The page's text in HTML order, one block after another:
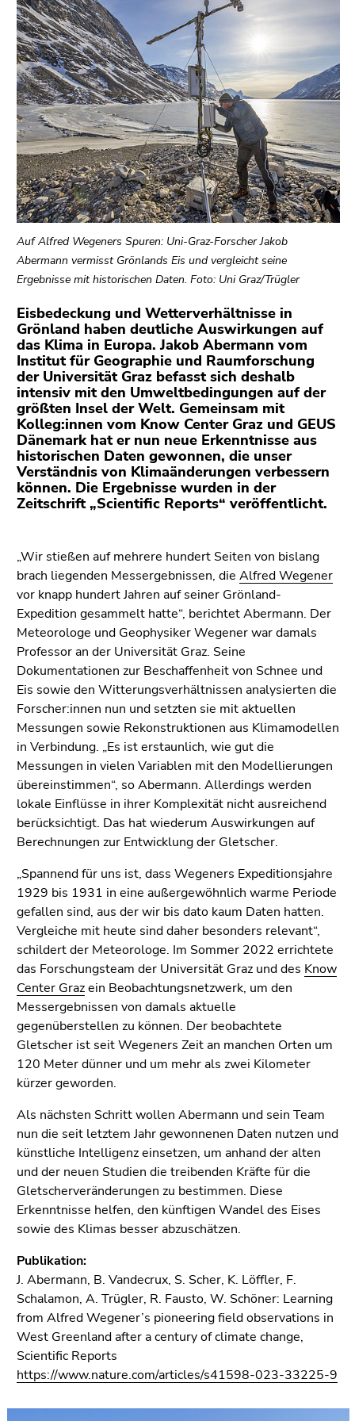
Sie diesen
Link.
Zum
Inhalt
(Zugriffstaste
1)
Zur
Positionsanzeige
(Zugriffstaste
2)
Zur
Hauptnavigation
(Zugriffstaste
3)
Zu
den
Zusatzinformationen
(Zugriffstaste
5)
Zu
den
Seiteneinstellungen
(Benutzer/Sprache)
(Zugriffstaste
8)
Zur
(Zugriffstaste
9)
Auf Alfred Wegeners Spuren: Uni-Graz-Forscher Jakob
Abermann vermisst Grönlands Eis und vergleicht seine
Ergebnisse mit historischen Daten. Foto: Uni Graz/Trügler
Eisbedeckung und Wetterverhältnisse in
Grönland haben deutliche Auswirkungen auf
das Klima in Europa. Jakob Abermann vom
Institut für Geographie und Raumforschung
der Universität Graz befasst sich deshalb
intensiv mit den Umweltbedingungen auf der
größten Insel der Welt. Gemeinsam mit
Kolleg:innen vom Know Center Graz und GEUS
Dänemark hat er nun neue Erkenntnisse aus
historischen Daten gewonnen, die unser
Verständnis von Klimaänderungen verbessern
können. Die Ergebnisse wurden in der
Zeitschrift „Scientific Reports“ veröffentlicht.
„Wir stießen auf mehrere hundert Seiten von bislang
brach liegenden Messergebnissen, die Alfred Wegener
vor knapp hundert Jahren auf seiner Grönland-
Expedition gesammelt hatte“, berichtet Abermann. Der
Meteorologe und Geophysiker Wegener war damals
Professor an der Universität Graz. Seine
Dokumentationen zur Beschaffenheit von Schnee und
Eis sowie den Witterungsverhältnissen analysierten die
Forscher:innen nun und setzten sie mit aktuellen
Messungen sowie Rekonstruktionen aus Klimamodellen
in Verbindung. „Es ist erstaunlich, wie gut die
Messungen in vielen Variablen mit den Modellierungen
übereinstimmen“, so Abermann. Allerdings werden
lokale Einflüsse in ihrer Komplexität nicht ausreichend
berücksichtigt. Das hat wiederum Auswirkungen auf
Berechnungen zur Entwicklung der Gletscher.
„Spannend für uns ist, dass Wegeners Expeditionsjahre
1929 bis 1931 in eine außergewöhnlich warme Periode
gefallen sind, aus der wir bis dato kaum Daten hatten.
Vergleiche mit heute sind daher besonders relevant“,
schildert der Meteorologe. Im Sommer 2022 errichtete
das Forschungsteam der Universität Graz und des Know
Center Grazein Beobachtungsnetzwerk, um den
Messergebnissen von damals aktuelle
gegenüberstellen zu können. Der beobachtete
Gletscher ist seit Wegeners Zeit an manchen Orten um
120 Meter dünner und um mehr als zwei Kilometer
kürzer geworden.
Als nächsten Schritt wollen Abermann und sein Team
nun die seit letztem Jahr gewonnenen Daten nutzen und
künstliche Intelligenz einsetzen, um anhand der alten
und der neuen Studien die treibenden Kräfte für die
Gletscherveränderungen zu bestimmen. Diese
Erkenntnisse helfen, den künftigen Wandel des Eises
sowie des Klimas besser abzuschätzen.
Publikation:
J. Abermann, B. Vandecrux, S. Scher, K. Löffler, F.
Schalamon, A. Trügler, R. Fausto, W. Schöner: Learning
from Alfred Wegener’s pioneering field observations in
West Greenland after a century of climate change,
Scientific Reports
https://www.nature.com/articles/s41598-023-33225-9